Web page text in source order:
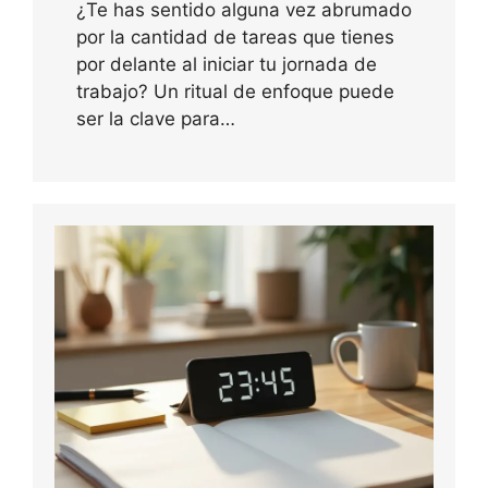
¿Te has sentido alguna vez abrumado
por la cantidad de tareas que tienes
por delante al iniciar tu jornada de
trabajo? Un ritual de enfoque puede
ser la clave para…